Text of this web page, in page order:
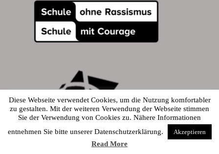
© 2026 - Alfred-Amann-Gymnasium
Diese Webseite verwendet Cookies, um die Nutzung komfortabler
zu gestalten. Mit der weiteren Verwendung der Webseite stimmen
Sie der Verwendung von Cookies zu. Nähere Informationen
entnehmen Sie bitte unserer Datenschutzerklärung.
Akzeptieren
Read More